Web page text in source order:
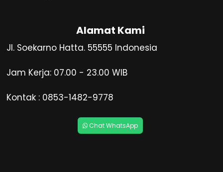
Alamat Kami
Jl. Soekarno Hatta. 55555 Indonesia
Jam Kerja: 07.00 - 23.00 WIB
Kontak : 0853-1482-9778
Chat WhatsApp